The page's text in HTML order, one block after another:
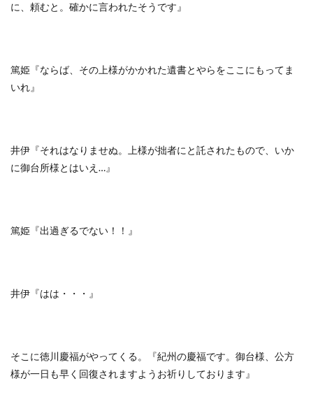
に、頼むと。確かに言われたそうです』
篤姫『ならば、その上様がかかれた遺書とやらをここにもってま
いれ』
井伊『それはなりませぬ。上様が拙者にと託されたもので、いか
に御台所様とはいえ…』
篤姫『出過ぎるでない！！』
井伊『はは・・・』
そこに徳川慶福がやってくる。『紀州の慶福です。御台様、公方
様が一日も早く回復されますようお祈りしております』